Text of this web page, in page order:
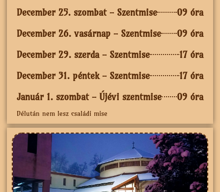
December 25. szombat - Szentmise
09 óra
December 26. vasárnap - Szentmise
09 óra
December 29. szerda - Szentmise
17 óra
December 31. péntek - Szentmise
17 óra
Január 1. szombat - Újévi szentmise
09 óra
Délután nem lesz családi mise